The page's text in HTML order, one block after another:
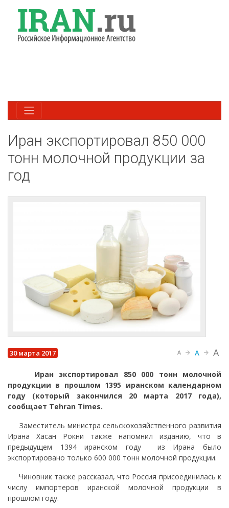
Иран экспортировал 850 000
тонн молочной продукции за
год
30 марта 2017 A A A
Иран экспортировал 850 000 тонн молочной
продукции в прошлом 1395 иранском календарном
году (который закончился 20 марта 2017 года),
сообщает Tehran Times.
Заместитель министра сельскохозяйственного развития
Ирана Хасан Рокни также напомнил изданию, что в
предыдущем 1394 иранском году из Ирана было
экспортировано только 600 000 тонн молочной продукции.
Чиновник также рассказал, что Россия присоединилась к
числу импортеров иранской молочной продукции в
прошлом году.